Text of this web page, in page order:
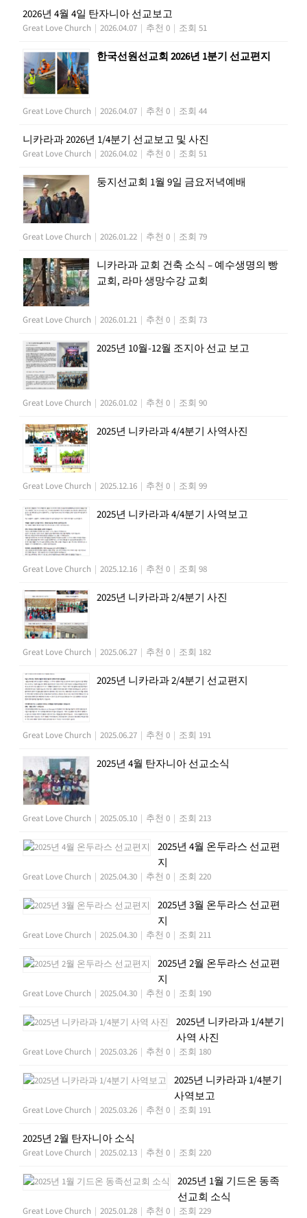
2026년 4월 4일 탄자니아 선교보고
Great Love Church | 2026.04.07 | 추천 0 | 조회 51
한국선원선교회 2026년 1분기 선교편지
Great Love Church | 2026.04.07 | 추천 0 | 조회 44
니카라과 2026년 1/4분기 선교보고 및 사진
Great Love Church | 2026.04.02 | 추천 0 | 조회 51
둥지선교회 1월 9일 금요저녁예배
Great Love Church | 2026.01.22 | 추천 0 | 조회 79
니카라과 교회 건축 소식 – 예수생명의 빵
교회, 라마 생망수강 교회
Great Love Church | 2026.01.21 | 추천 0 | 조회 73
2025년 10월-12월 조지아 선교 보고
Great Love Church | 2026.01.02 | 추천 0 | 조회 90
2025년 니카라과 4/4분기 사역사진
Great Love Church | 2025.12.16 | 추천 0 | 조회 99
2025년 니카라과 4/4분기 사역보고
Great Love Church | 2025.12.16 | 추천 0 | 조회 98
2025년 니카라과 2/4분기 사진
Great Love Church | 2025.06.27 | 추천 0 | 조회 182
2025년 니카라과 2/4분기 선교편지
Great Love Church | 2025.06.27 | 추천 0 | 조회 191
2025년 4월 탄자니아 선교소식
Great Love Church | 2025.05.10 | 추천 0 | 조회 213
2025년 4월 온두라스 선교편
지
Great Love Church | 2025.04.30 | 추천 0 | 조회 220
2025년 3월 온두라스 선교편
지
Great Love Church | 2025.04.30 | 추천 0 | 조회 211
2025년 2월 온두라스 선교편
지
Great Love Church | 2025.04.30 | 추천 0 | 조회 190
2025년 니카라과 1/4분기
사역 사진
Great Love Church | 2025.03.26 | 추천 0 | 조회 180
2025년 니카라과 1/4분기
사역보고
Great Love Church | 2025.03.26 | 추천 0 | 조회 191
2025년 2월 탄자니아 소식
Great Love Church | 2025.02.13 | 추천 0 | 조회 220
2025년 1월 기드온 동족
선교회 소식
Great Love Church | 2025.01.28 | 추천 0 | 조회 229